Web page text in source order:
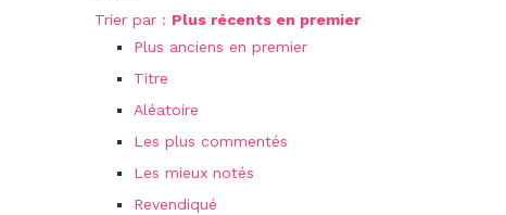
Trier par : Plus récents en premier
Plus anciens en premier
Titre
Aléatoire
Les plus commentés
Les mieux notés
Revendiqué